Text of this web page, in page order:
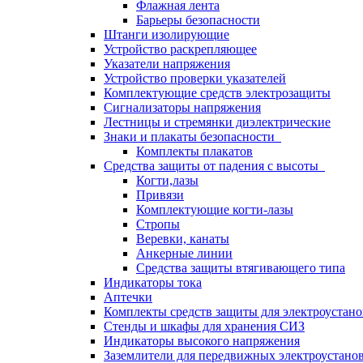
Флажная лента
Барьеры безопасности
Штанги изолирующие
Устройство раскрепляющее
Указатели напряжения
Устройство проверки указателей
Комплектующие средств электрозащиты
Сигнализаторы напряжения
Лестницы и стремянки диэлектрические
Знаки и плакаты безопасности
Комплекты плакатов
Средства защиты от падения с высоты
Когти,лазы
Привязи
Комплектующие когти-лазы
Стропы
Веревки, канаты
Анкерные линии
Средства защиты втягивающего типа
Индикаторы тока
Аптечки
Комплекты средств защиты для
Стенды и шкафы для хранения СИЗ
Индикаторы высокого напряжения
Заземлители для передвижных